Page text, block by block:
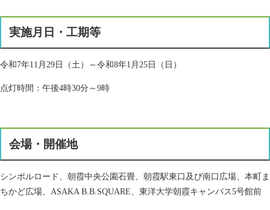
実施月日・工期等
令和7年11月29日（土）～令和8年1月25日（日）
点灯時間：午後4時30分～9時
会場・開催地
シンボルロード、朝霞中央公園石畳、朝霞駅東口及び南口広場、本町ま
ちかど広場、ASAKA B.B.SQUARE、東洋大学朝霞キャンパス5号館前